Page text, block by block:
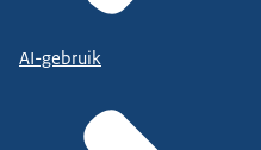
AI-gebruik